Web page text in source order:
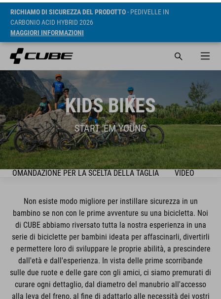
RICHIAMO DI SICUREZZA DEL PRODOTTO - PEDIVELLE IN
CARBONIO ACID HYBRID 2026
MAGGIORI INFORMAZIONI
KIDS BIKES
START 'EM YOUNG
PER LA SCELTA DELLA TAGLIA VIDEO
Non esiste modo migliore per instillare sicurezza in un
bambino se non con le prime avventure su una bicicletta. Noi
di CUBE abbiamo riversato tutta la nostra esperienza in una
serie di biciclette per bambini ideata per affascinarli, divertirli
e permettere loro di sviluppare le proprie abilità, a prescindere
dall'età e dall'esperienza. In vista delle prime scorribande
sulle due ruote e delle gare con gli amici, ci siamo premurati di
curare ogni dettaglio, dal diametro del manubrio all'accesso
alla leva del freno, al fine di adattarlo alle necessità dei vostri